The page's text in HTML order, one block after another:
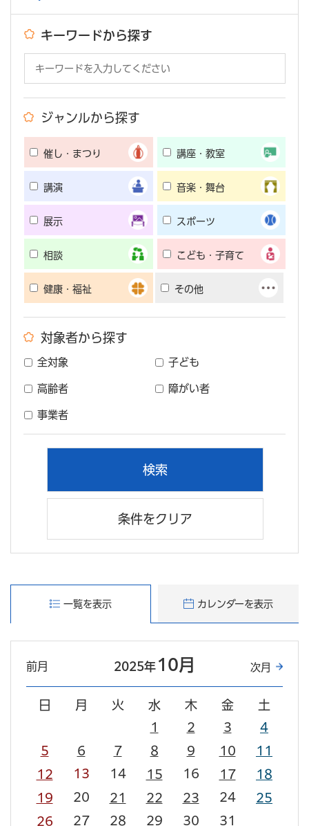
キーワードから探す
ジャンルから探す
催し・まつり 講座・教室
講演 音楽・舞台
展示 スポーツ
相談 こども・子育て
健康・福祉 その他
対象者から探す
全対象 子ども
高齢者 障がい者
事業者
条件をクリア
一覧を表示 カレンダーを表示
2025年 10月
前月 次月
日 月 火 水 木 金
土
1
2 3
4
5
6 7 8 9 10
11
12
13 14 15 16 17
18
19
20 21 22 23 24
25
26
27 28 29 30 31